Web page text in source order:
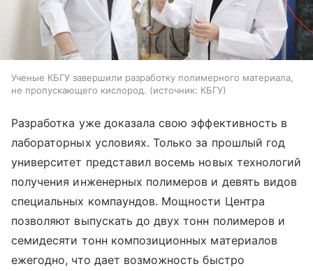
Ученые КБГУ завершили разработку полимерного материала,
не пропускающего кислород.
источник: КБГУ
Разработка уже доказала свою эффективность в
лабораторных условиях. Только за прошлый год
университет представил восемь новых технологий
получения инженерных полимеров и девять видов
специальных компаундов. Мощности Центра
позволяют выпускать до двух тонн полимеров и
семидесяти тонн композиционных материалов
ежегодно, что дает возможность быстро